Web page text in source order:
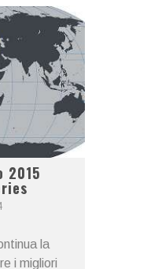
2015
la
i migliori